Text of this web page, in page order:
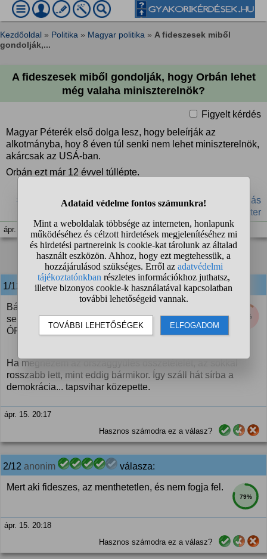
Kezdőoldal » Politika » Magyar politika » A fideszesek miből
gondolják,...
A fideszesek miből gondolják, hogy Orbán lehet
még valaha miniszterelnök?
Figyelt kérdés
Magyar Péterék első dolga lesz, hogy beleírják az
alkotmányba, hoy 8 éven túl senki nem lehet miniszterelnök,
akárcsak az USÁ-ban.
Orbán ezt már 12 évvel túllépte.
#FIDESZ #Orbán Viktor #Tisza #Hajdú Péter
#pálfordulás
#Magyar Péter
ápr. 15. 20:14
1 2 ❯
1/12 SzocdemOliver válasza:
10%
Bármennyire is gyűlölöm Orbánt, elszomorít, hogy
semmi sem változott, csak a teljhatalmú állampárt
ÓFIDESZ helyett ÚJFIDESZ lett.
Ha megnézem az országgyűlés összetételét, az sokkal
rosszabb lett, mint eddig bármikor. Így száll hát sírba a
demokrácia... tapsvihar közepette.
ápr. 15. 20:17
Hasznos számodra ez a válasz?
2/12 anonim válasza:
79%
Mert aki fideszes, az menthetetlen, és nem fogja fel.
ápr. 15. 20:18
Hasznos számodra ez a válasz?